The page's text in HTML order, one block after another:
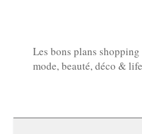
Les bons plans shopping
mode, beauté, déco &